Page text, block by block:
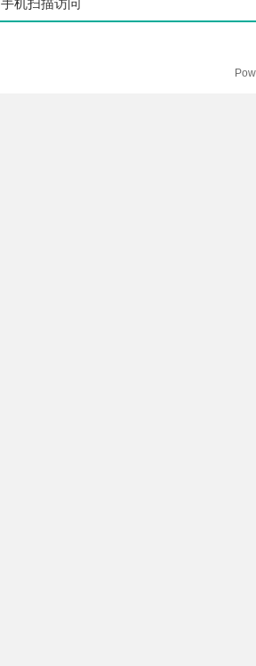
手机扫描访问